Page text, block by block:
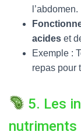
l’abdomen.
acides et
Exemple :
repas pour
5. Les
nutriments